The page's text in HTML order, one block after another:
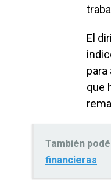
El
para
que
También
financieras